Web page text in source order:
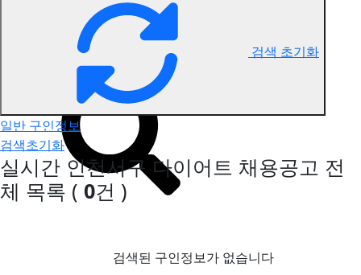
5. 아로마구인
인천서구 다이어트 구인정보
검색 초기화
일반 구인정보
검색초기화
실시간 인천서구 다이어트 채용공고 전
체 목록 ( 0건 )
검색된 구인정보가 없습니다